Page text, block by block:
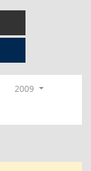
2009